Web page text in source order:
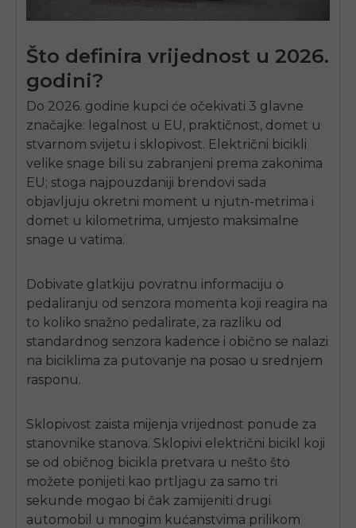
Što definira vrijednost u 2026.
godini?
Do 2026. godine kupci će očekivati ​​3 glavne
značajke: legalnost u EU, praktičnost, domet u
stvarnom svijetu i sklopivost. Električni bicikli
velike snage bili su zabranjeni prema zakonima
EU; stoga najpouzdaniji brendovi sada
objavljuju okretni moment u njutn-metrima i
domet u kilometrima, umjesto maksimalne
snage u vatima.
Dobivate glatkiju povratnu informaciju o
pedaliranju od senzora momenta koji reagira na
to koliko snažno pedalirate, za razliku od
standardnog senzora kadence i obično se nalazi
na biciklima za putovanje na posao u srednjem
rasponu.
Sklopivost zaista mijenja vrijednost ponude za
stanovnike stanova. Sklopivi električni bicikl koji
se od običnog bicikla pretvara u nešto što
možete ponijeti kao prtljagu za samo tri
sekunde mogao bi čak zamijeniti drugi
automobil u mnogim kućanstvima prilikom